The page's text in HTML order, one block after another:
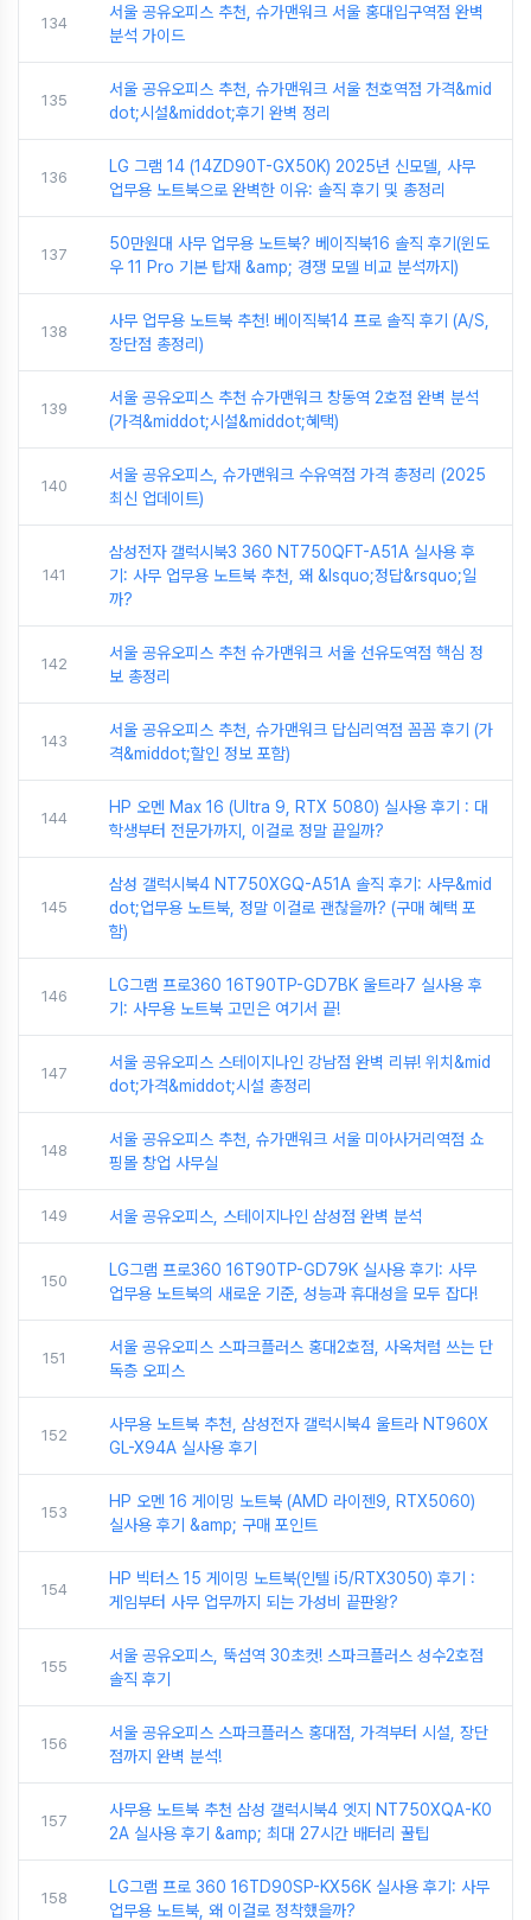
134
서울 공유오피스 추천, 슈가맨워크 서울 홍대입구역점 완벽
분석 가이드
135
서울 공유오피스 추천, 슈가맨워크 서울 천호역점 가격&mid
dot;시설&middot;후기 완벽 정리
136
LG 그램 14 (14ZD90T-GX50K) 2025년 신모델, 사무
업무용 노트북으로 완벽한 이유: 솔직 후기 및 총정리
137
50만원대 사무 업무용 노트북? 베이직북16 솔직 후기(윈도
우 11 Pro 기본 탑재 &amp; 경쟁 모델 비교 분석까지)
138
사무 업무용 노트북 추천! 베이직북14 프로 솔직 후기 (A/S,
장단점 총정리)
139
서울 공유오피스 추천 슈가맨워크 창동역 2호점 완벽 분석
(가격&middot;시설&middot;혜택)
140
서울 공유오피스, 슈가맨워크 수유역점 가격 총정리 (2025
최신 업데이트)
141
삼성전자 갤럭시북3 360 NT750QFT-A51A 실사용 후
기: 사무 업무용 노트북 추천, 왜 &lsquo;정답&rsquo;일
까?
142
서울 공유오피스 추천 슈가맨워크 서울 선유도역점 핵심 정
보 총정리
143
서울 공유오피스 추천, 슈가맨워크 답십리역점 꼼꼼 후기 (가
격&middot;할인 정보 포함)
144
HP 오멘 Max 16 (Ultra 9, RTX 5080) 실사용 후기 : 대
학생부터 전문가까지, 이걸로 정말 끝일까?
145
삼성 갤럭시북4 NT750XGQ-A51A 솔직 후기: 사무&mid
dot;업무용 노트북, 정말 이걸로 괜찮을까? (구매 혜택 포
함)
146
LG그램 프로360 16T90TP-GD7BK 울트라7 실사용 후
기: 사무용 노트북 고민은 여기서 끝!
147
서울 공유오피스 스테이지나인 강남점 완벽 리뷰! 위치&mid
dot;가격&middot;시설 총정리
148
서울 공유오피스 추천, 슈가맨워크 서울 미아사거리역점 쇼
핑몰 창업 사무실
149 서울 공유오피스, 스테이지나인 삼성점 완벽 분석
150
LG그램 프로360 16T90TP-GD79K 실사용 후기: 사무
업무용 노트북의 새로운 기준, 성능과 휴대성을 모두 잡다!
151
서울 공유오피스 스파크플러스 홍대2호점, 사옥처럼 쓰는 단
독층 오피스
152
사무용 노트북 추천, 삼성전자 갤럭시북4 울트라 NT960X
GL-X94A 실사용 후기
153
HP 오멘 16 게이밍 노트북 (AMD 라이젠9, RTX5060)
실사용 후기 &amp; 구매 포인트
154
HP 빅터스 15 게이밍 노트북(인텔 i5/RTX3050) 후기 :
게임부터 사무 업무까지 되는 가성비 끝판왕?
155
서울 공유오피스, 뚝섬역 30초컷! 스파크플러스 성수2호점
솔직 후기
156
서울 공유오피스 스파크플러스 홍대점, 가격부터 시설, 장단
점까지 완벽 분석!
157
사무용 노트북 추천 삼성 갤럭시북4 엣지 NT750XQA-K0
2A 실사용 후기 &amp; 최대 27시간 배터리 꿀팁
158
LG그램 프로 360 16TD90SP-KX56K 실사용 후기: 사무
업무용 노트북, 왜 이걸로 정착했을까?